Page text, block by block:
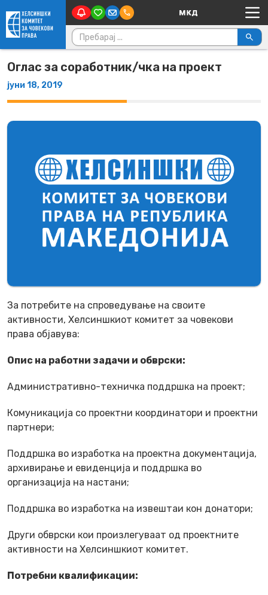
Skip to content Main Navigation
Пребарувај за:
Оглас за соработник/чка на проект
јуни 18, 2019
За потребите на спроведување на своите
активности, Хелсиншкиот комитет за човекови
права објавува:
Опис на работни задачи и обврски:
Административно-техничка поддршка на проект;
Комуникација со проектни координатори и проектни
партнери;
Поддршка во изработка на проектна документација,
архивирање и евиденција и поддршка во
организација на настани;
Поддршка во изработка на извештаи кон донатори;
Други обврски кои произлегуваат од проектните
активности на Хелсиншкиот комитет.
Потребни квалификации: